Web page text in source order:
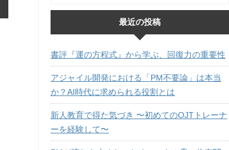
最近の投稿
書評『運の方程式』から学ぶ、回復力の重要性
アジャイル開発における「PM不要論」は本当
か？AI時代に求められる役割とは
新人教育で得た気づき 〜初めてのOJTトレーナ
ーを経験して〜